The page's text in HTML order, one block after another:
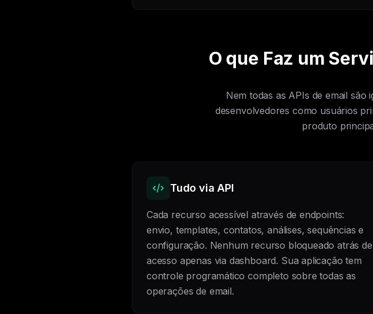
O que Faz um
Nem todas as APIs de email
desenvolvedores como usuários
produto
Tudo via API
Cada recurso acessível através de endpoints:
envio, templates, contatos, análises, sequências e
configuração. Nenhum recurso bloqueado atrás de
acesso apenas via dashboard. Sua aplicação tem
controle programático completo sobre todas as
operações de email.